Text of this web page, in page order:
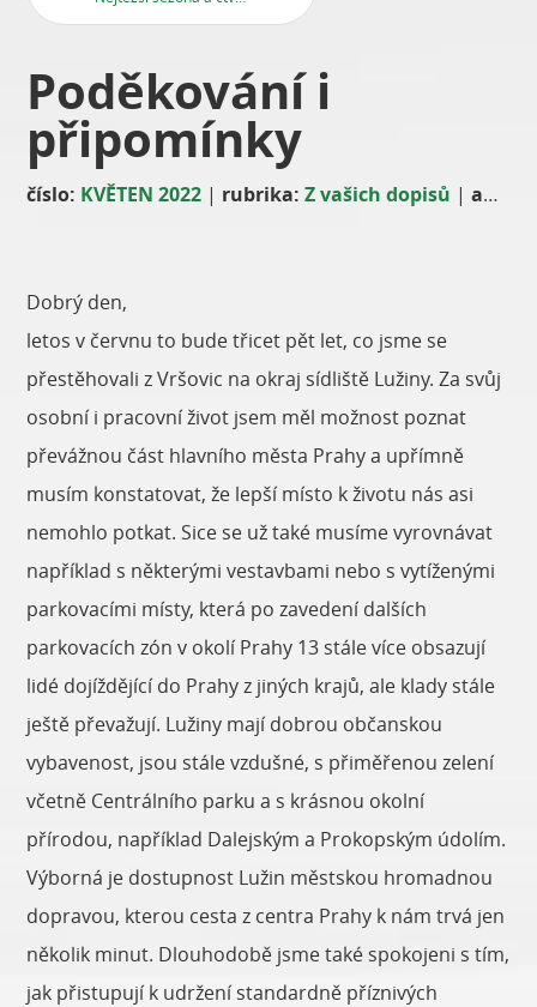
Poděkování i
připomínky
číslo: KVĚTEN 2022 | rubrika: Z vašich dopisů |autor:
Dobrý den,
letos v červnu to bude třicet pět let, co jsme se
přestěhovali z Vršovic na okraj sídliště Lužiny. Za svůj
osobní i pracovní život jsem měl možnost poznat
převážnou část hlavního města Prahy a upřímně
musím konstatovat, že lepší místo k životu nás asi
nemohlo potkat. Sice se už také musíme vyrovnávat
například s některými vestavbami nebo s vytíženými
parkovacími místy, která po zavedení dalších
parkovacích zón v okolí Prahy 13 stále více obsazují
lidé dojíždějící do Prahy z jiných krajů, ale klady stále
ještě převažují. Lužiny mají dobrou občanskou
vybavenost, jsou stále vzdušné, s přiměřenou zelení
včetně Centrálního parku a s krásnou okolní
přírodou, například Dalejským a Prokopským údolím.
Výborná je dostupnost Lužin městskou hromadnou
dopravou, kterou cesta z centra Prahy k nám trvá jen
několik minut. Dlouhodobě jsme také spokojeni s tím,
jak přistupují k udržení standardně příznivých